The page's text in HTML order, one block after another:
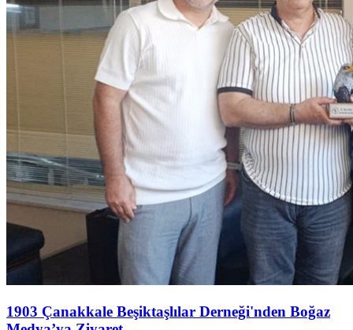
1903 Çanakkale Beşiktaşlılar Derneği'nden Boğaz